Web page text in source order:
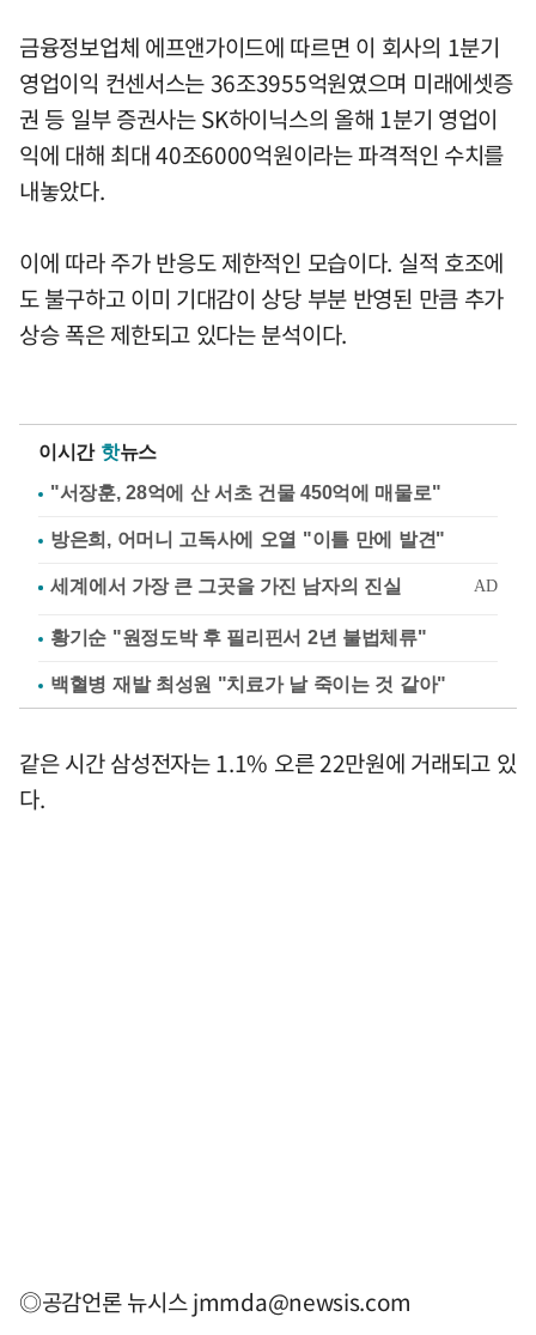
금융정보업체 에프앤가이드에 따르면 이 회사의 1분기
영업이익 컨센서스는 36조3955억원였으며 미래에셋증
권 등 일부 증권사는 SK하이닉스의 올해 1분기 영업이
익에 대해 최대 40조6000억원이라는 파격적인 수치를
내놓았다.
이에 따라 주가 반응도 제한적인 모습이다. 실적 호조에
도 불구하고 이미 기대감이 상당 부분 반영된 만큼 추가
상승 폭은 제한되고 있다는 분석이다.
이시간 핫뉴스
"서장훈, 28억에 산 서초 건물 450억에 매물로"
방은희, 어머니 고독사에 오열 "이틀 만에 발견"
황기순 "원정도박 후 필리핀서 2년 불법체류"
백혈병 재발 최성원 "치료가 날 죽이는 것 같아"
같은 시간 삼성전자는 1.1% 오른 22만원에 거래되고 있
다.
◎공감언론 뉴시스jmmda@newsis.com